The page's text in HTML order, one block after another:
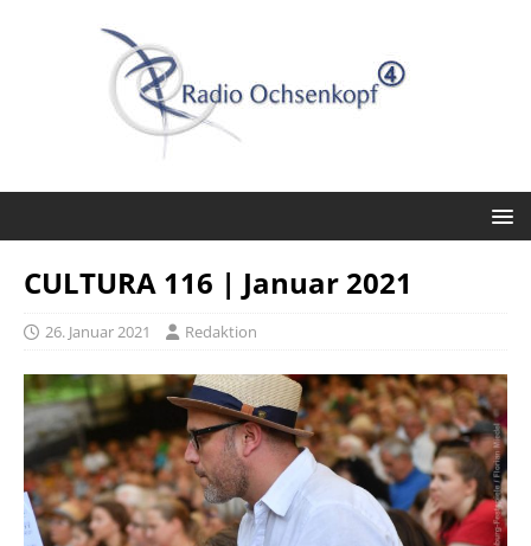
CULTURA 116 | Januar 2021
26. Januar 2021 Redaktion